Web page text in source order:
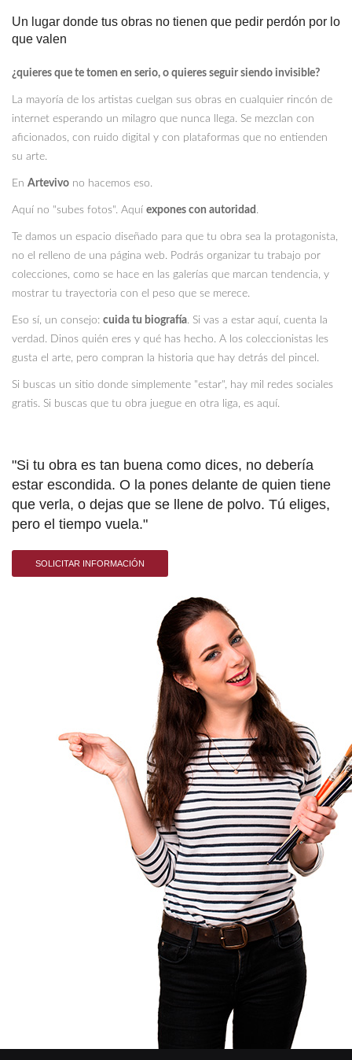
Un lugar donde tus obras no tienen que pedir perdón por lo
que valen
¿quieres que te tomen en serio, o quieres seguir siendo invisible?
La mayoría de los artistas cuelgan sus obras en cualquier rincón de
internet esperando un milagro que nunca llega. Se mezclan con
aficionados, con ruido digital y con plataformas que no entienden
su arte.
En Artevivo no hacemos eso.
Aquí no "subes fotos". Aquí expones con autoridad .
Te damos un espacio diseñado para que tu obra sea la protagonista,
no el relleno de una página web. Podrás organizar tu trabajo por
colecciones, como se hace en las galerías que marcan tendencia, y
mostrar tu trayectoria con el peso que se merece.
Eso sí, un consejo: cuida tu biografía. Si vas a estar aquí, cuenta la
verdad. Dinos quién eres y qué has hecho. A los coleccionistas les
gusta el arte, pero compran la historia que hay detrás del pincel.
Si buscas un sitio donde simplemente "estar", hay mil redes sociales
gratis. Si buscas que tu obra juegue en otra liga, es aquí.
"Si tu obra es tan buena como dices, no debería
estar escondida. O la pones delante de quien tiene
que verla, o dejas que se llene de polvo. Tú eliges,
pero el tiempo vuela."
SOLICITAR INFORMACIÓN